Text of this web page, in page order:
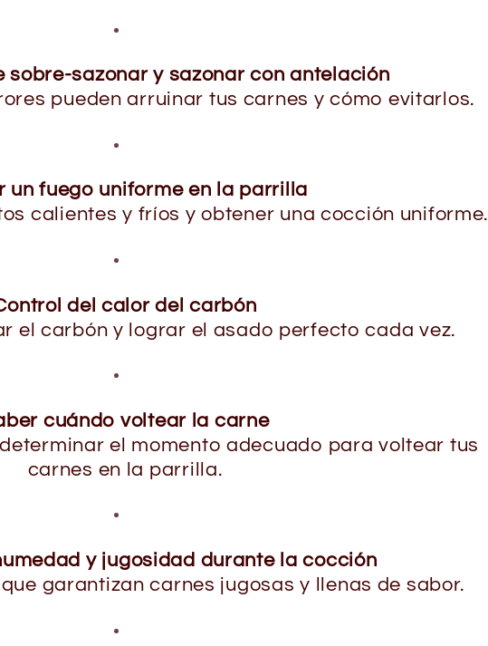
sobre-sazonar y sazonar con antelación
pueden arruinar tus carnes y cómo evitarlos.
un fuego uniforme en la parrilla
calientes y fríos y obtener una cocción uniforme.
del calor del carbón
el carbón y lograr el asado perfecto cada vez.
cuándo voltear la carne
el momento adecuado para voltear tus
carnes en la parrilla.
y jugosidad durante la cocción
garantizan carnes jugosas y llenas de sabor.